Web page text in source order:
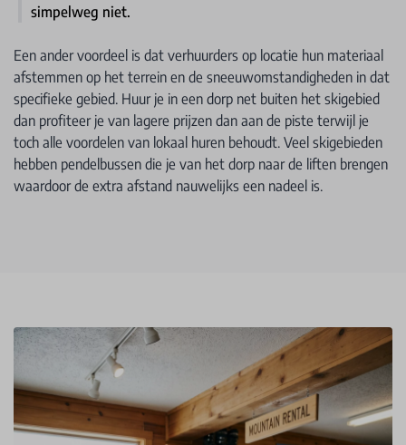
simpelweg niet.
Een ander voordeel is dat verhuurders op locatie hun materiaal
afstemmen op het terrein en de sneeuwomstandigheden in dat
specifieke gebied. Huur je in een dorp net buiten het skigebied
dan profiteer je van lagere prijzen dan aan de piste terwijl je
toch alle voordelen van lokaal huren behoudt. Veel skigebieden
hebben pendelbussen die je van het dorp naar de liften brengen
waardoor de extra afstand nauwelijks een nadeel is.